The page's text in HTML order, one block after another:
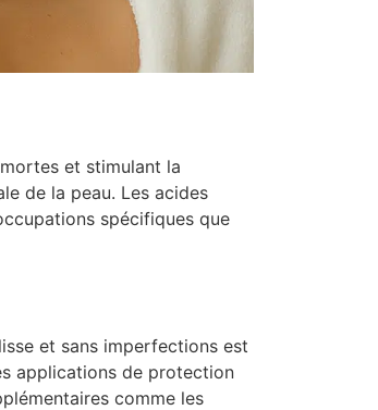
et stimulant la
de la peau. Les acides
spécifiques que
et sans imperfections est
applications de protection
comme les